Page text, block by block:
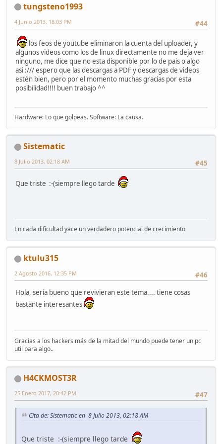
tungsteno1993
#44
4 Junio 2013, 18:03 PM
los feos de youtube eliminaron la cuenta del uploader, y
algunos videos como los de linux directamente no me deja ver
ninguno, me dice que no esta disponible por lo de pais o algo
asi :/// espero que las descargas a PDF y descargas de videos
estén bien, pero por el momento muchas gracias por esta
posibilidad!!!! buen trabajo ^^
Hardware: Lo que golpeas. Software: La causa.
Sistematic
#45
8 Julio 2013, 02:18 AM
Que triste :-(siempre llego tarde
En cada dificultad yace un verdadero potencial de crecimiento
ktulu315
#46
2 Agosto 2016, 12:35 PM
Hola, sería bueno que revivieran este tema.... tiene cosas
bastante interesantes
Gracias a los hackers más de la mitad del mundo puede tener un pc
util para algo..
H4CKMOST3R
#47
25 Enero 2017, 20:42 PM
Cita de: Sistematic en 8 Julio 2013, 02:18 AM
Que triste :-(siempre llego tarde